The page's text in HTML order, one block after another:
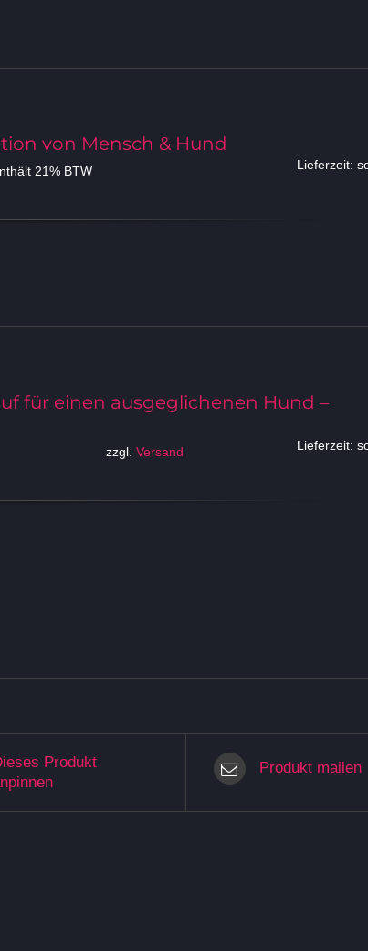
von Mensch & Hund
21% BTW Lieferzeit:
für einen ausgeglichenen Hund –
zzgl.Versand Lieferzeit:
Produkt
Produkt mailen